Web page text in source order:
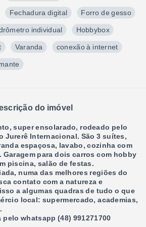
Fechadura digital Forro de gesso
individual Hobbybox
Varanda conexão à internet
do imóvel
super ensolarado, rodeado pelo
Jurerê Internacional. São 3 suítes,
espaçosa, lavabo, cozinha com
Garagem para dois carros com hobby
piscina, salão de festas.
numa das melhores regiões do
contato com a natureza e
a algumas quadras de tudo o que
local: supermercado, academias,
whatsapp (48) 991271700